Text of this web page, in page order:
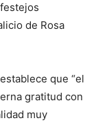
de Rosa
que “el
gratitud con
muy